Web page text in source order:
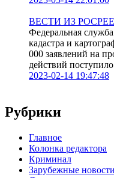
ВЕСТИ ИЗ
Федеральная
кадастра и
000 заявлений на
действий
2023-02-14 19:47:48
Рубрики
Главное
Колонка редактора
Криминал
Зарубежные новости